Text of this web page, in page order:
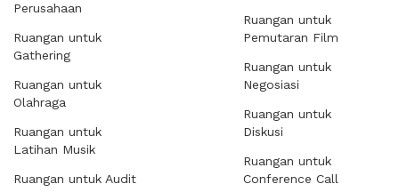
Perusahaan
Ruangan untuk
Gathering
Ruangan untuk
Olahraga
Ruangan untuk
Latihan Musik
Ruangan untuk Audit
Ruangan untuk
Pemutaran Film
Ruangan untuk
Negosiasi
Ruangan untuk
Diskusi
Ruangan untuk
Conference Call